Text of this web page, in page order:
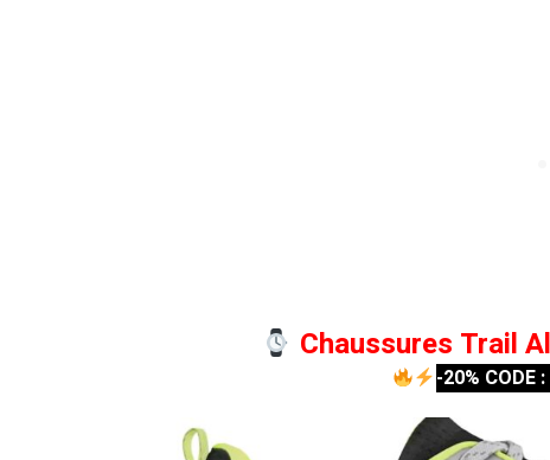
Chaussures Trail
-20% CODE